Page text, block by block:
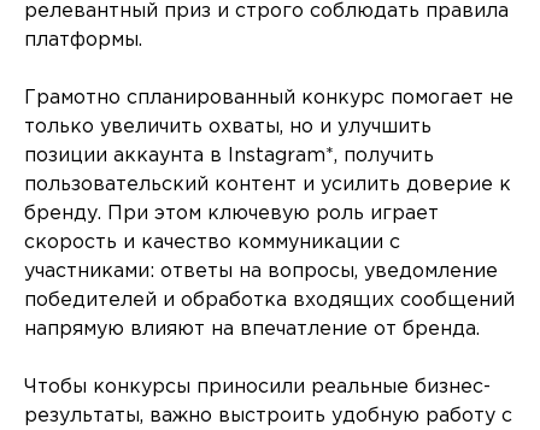
релевантный приз и строго соблюдать правила
платформы.
Грамотно спланированный конкурс помогает не
только увеличить охваты, но и улучшить
позиции аккаунта в Instagram*, получить
пользовательский контент и усилить доверие к
бренду. При этом ключевую роль играет
скорость и качество коммуникации с
участниками: ответы на вопросы, уведомление
победителей и обработка входящих сообщений
напрямую влияют на впечатление от бренда.
Чтобы конкурсы приносили реальные бизнес-
результаты, важно выстроить удобную работу с